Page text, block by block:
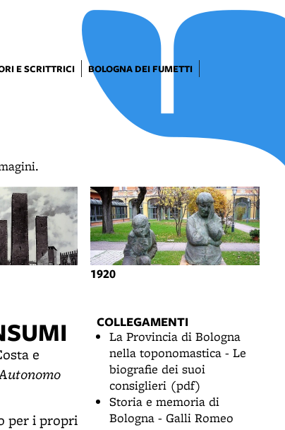
E SCRITTRICI
BOLOGNA DEI FUMETTI
1920
e
per i propri
COLLEGAMENTI
La Provincia di Bologna
nella toponomastica - Le
biografie dei suoi
consiglieri (pdf)
Storia e memoria di
Bologna - Galli Romeo